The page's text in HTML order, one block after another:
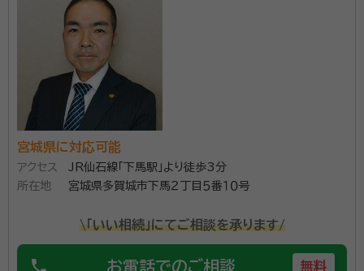
行政書士
宮城県行政書士会
宮城県に対応可能
アクセス
JR仙石線「下馬駅」より徒歩3分
所在地
宮城県多賀城市下馬２丁目５番１０号
\「いい相続」にてご相談を承ります/
phone お電話でのご相談 無料